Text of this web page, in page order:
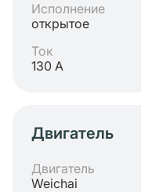
Исполнение
открытое
Ток
130 А
Двигатель
Двигатель
Weichai